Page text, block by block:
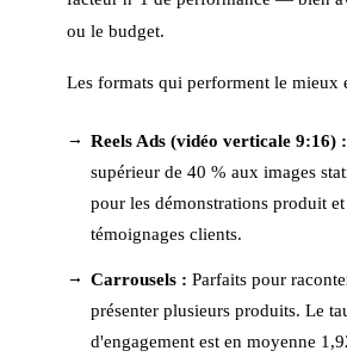
ou le budget.
Les formats qui performent le mieux
Reels Ads (vidéo verticale 9:16) :
supérieur de 40 % aux images
pour les démonstrations produit et
témoignages clients.
Carrousels : Parfaits pour
présenter plusieurs produits. Le
d'engagement est en moyenne